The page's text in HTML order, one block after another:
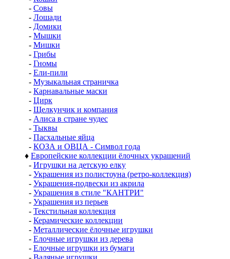
- Совы
- Лошади
- Домики
- Мышки
- Мишки
- Грибы
- Гномы
- Ели-пили
- Музыкальная страничка
- Карнавальные маски
- Цирк
- Щелкунчик и компания
- Алиса в стране чудес
- Тыквы
- Пасхальные яйца
- КОЗА и ОВЦА - Символ года
♦ Европейские коллекции ёлочных украшений
- Игрушки на детскую елку
- Украшения из полистоуна (ретро-коллекция)
- Украшения-подвески из акрила
- Украшения в стиле "КАНТРИ"
- Украшения из перьев
- Текстильная коллекция
- Керамические коллекции
- Металлические ёлочные игрушки
- Елочные игрушки из дерева
- Елочные игрушки из бумаги
- Валяные игрушки